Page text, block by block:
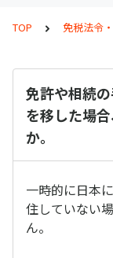
TOP 免税法令
免許や相続
を移した場
か。
一時的に日本
住していない
ん。